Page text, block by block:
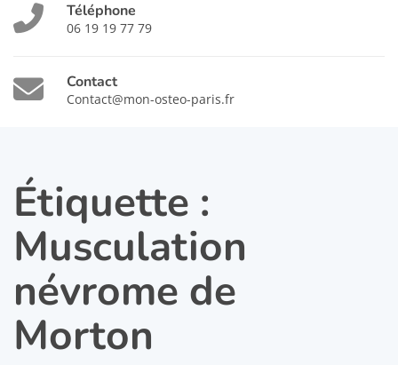
Téléphone
06 19 19 77 79
Contact
Contact@mon-osteo-paris.fr
Étiquette :
Musculation
névrome de
Morton